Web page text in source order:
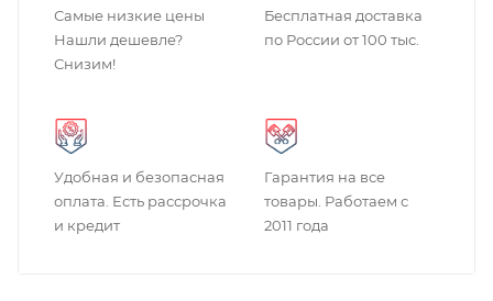
Самые низкие цены
Нашли дешевле?
Снизим!
Бесплатная доставка
по России от 100 тыс.
Удобная и безопасная
оплата. Есть рассрочка
и кредит
Гарантия на все
товары. Работаем с
2011 года